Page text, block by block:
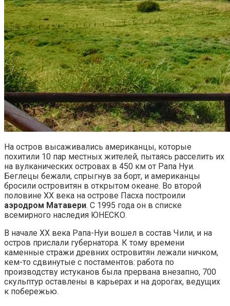
На остров высаживались американцы, которые
похитили 10 пар местных жителей, пытаясь расселить их
на вулканических островах в 450 км от Рапа Нуи.
Беглецы бежали, спрыгнув за борт, и американцы
бросили островитян в открытом океане. Во второй
половине XX века на острове Пасха построили
аэродром Матавери. С 1995 года он в списке
всемирного наследия ЮНЕСКО.
В начале XX века Рапа-Нуи вошел в состав Чили, и на
остров прислали губернатора. К тому времени
каменные стражи древних островитян лежали ничком,
кем-то сдвинутые с постаментов: работа по
производству истуканов была прервана внезапно, 700
скульптур оставлены в карьерах и на дорогах, ведущих
к побережью.